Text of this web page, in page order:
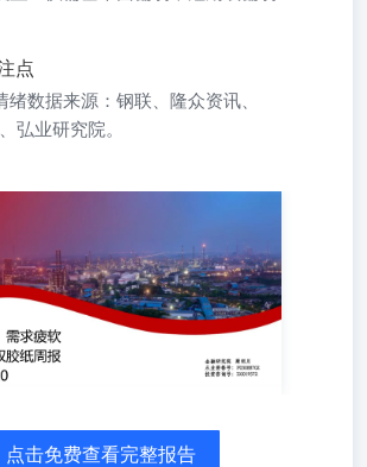
点
绪数据来源：钢联、隆众资讯、
弘业研究院。
梁明月从业资格号：F03088702投资咨询号：
双胶纸核心观点 ➢现货价格：10月20日，主流市
胶纸价格在4400-4500元/吨，主流市场70g高白
4700-4900元/吨，实单实谈，经销商多随进随
换量情况存在。 ➢成本及利润：木浆市场盘
月20日，山东地区主流针叶浆品牌报价在5100-
山东地区主流阔叶浆品牌报价在4250-4300元/
昆河市场价3700元/吨。据钢联数据，目前双胶
工厂生产基本稳定，行业产量小幅增加，上周
20.3万吨，增幅6.8%，产能利用率53%，环比上
点击免费查看完整报告